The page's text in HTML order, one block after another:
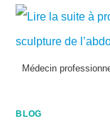
Médecin
BLOG